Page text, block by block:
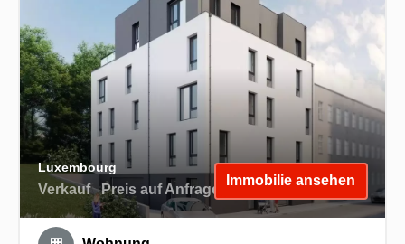
Luxembourg
Verkauf Preis auf Anfrage
Immobilie ansehen